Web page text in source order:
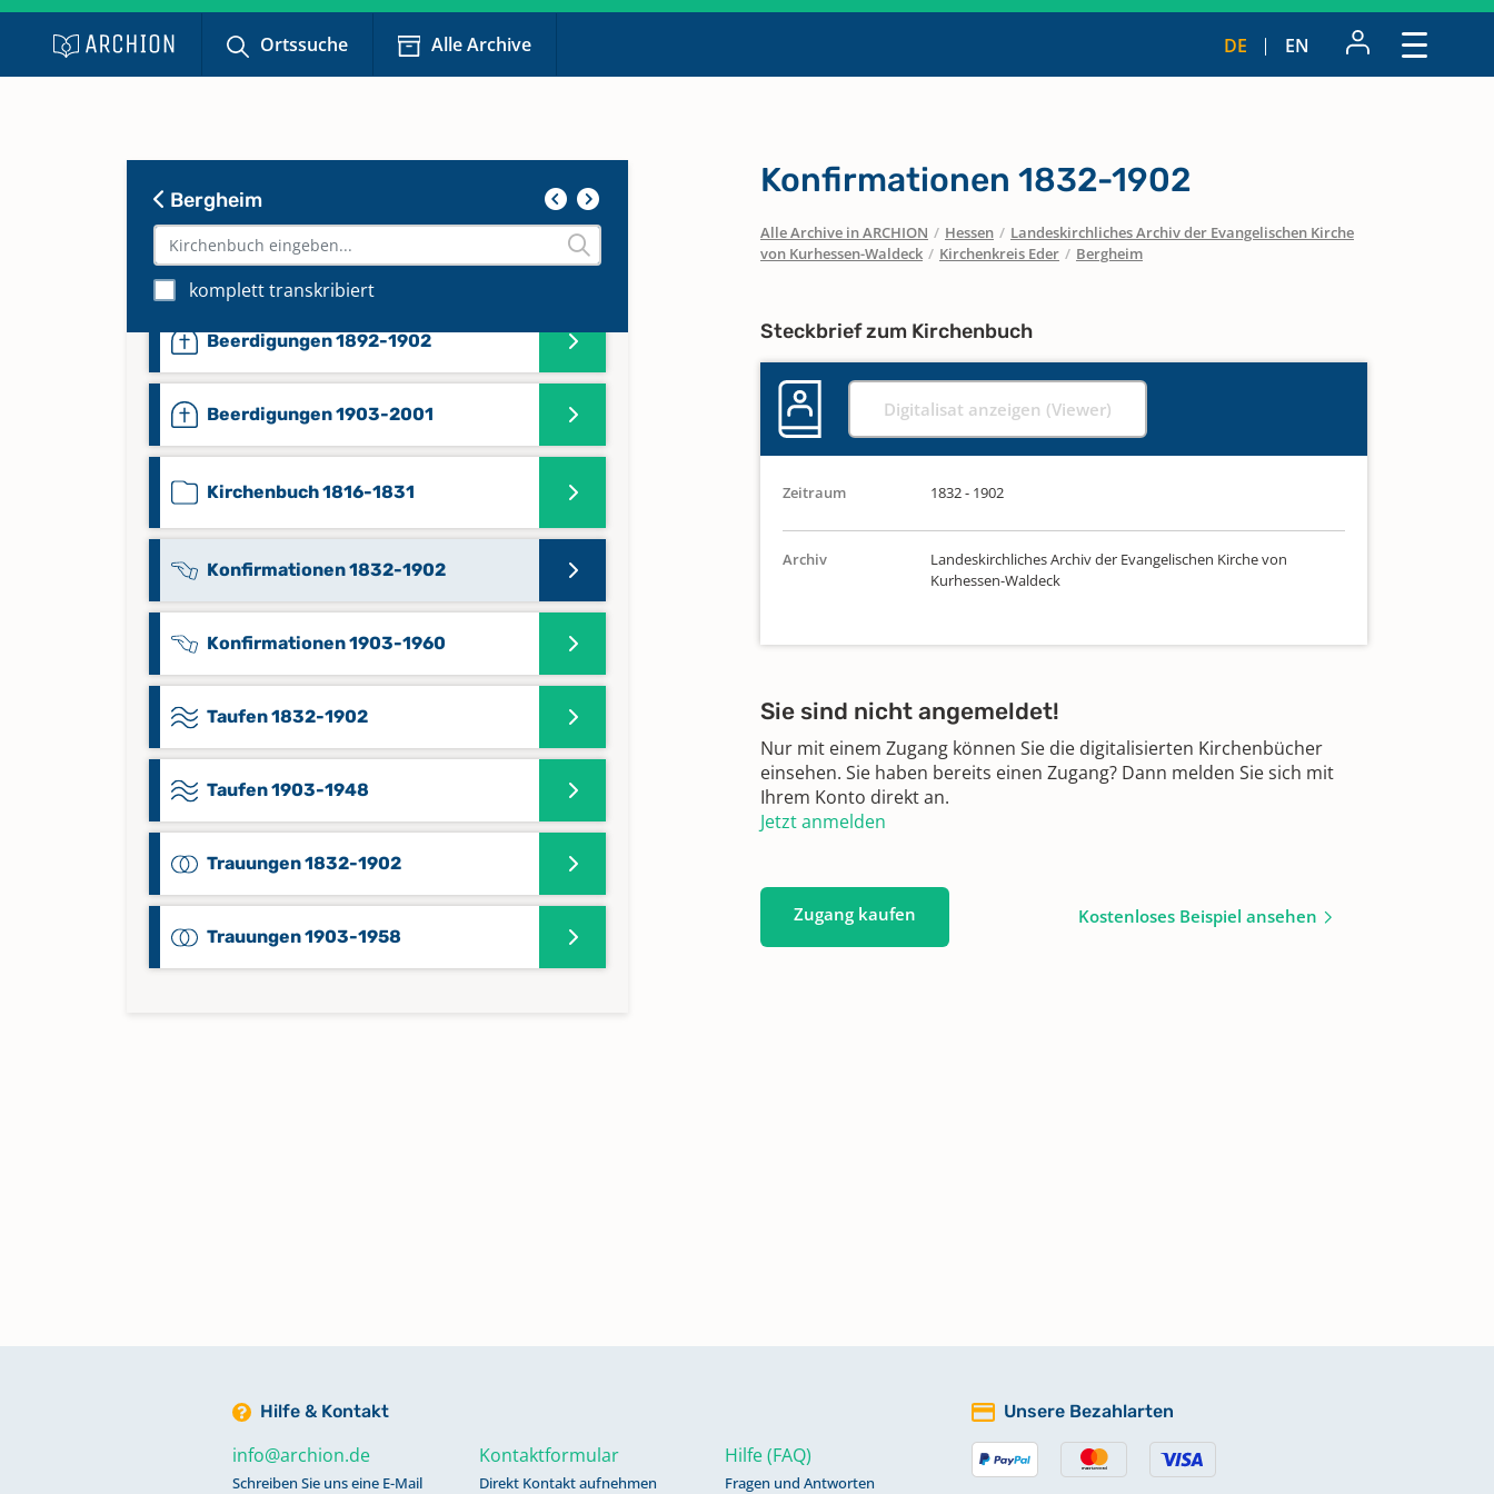
Ortssuche Alle Archive DE EN
Bergheim
komplett transkribiert
Beerdigungen 1832-1891
Beerdigungen 1892-1902
Beerdigungen 1903-2001
Kirchenbuch 1816-1831
Konfirmationen 1832-1902
Konfirmationen 1903-1960
Taufen 1832-1902
Taufen 1903-1948
Trauungen 1832-1902
Trauungen 1903-1958
Konfirmationen 1832-1902
Alle Archive in ARCHION / Hessen / Landeskirchliches Archiv der Evangelischen Kirche
von Kurhessen-Waldeck / Kirchenkreis Eder / Bergheim
Steckbrief zum Kirchenbuch
Digitalisat anzeigen (Viewer)
Zeitraum 1832 - 1902
Archiv
Landeskirchliches Archiv der Evangelischen Kirche von
Kurhessen-Waldeck
Sie sind nicht angemeldet!
Nur mit einem Zugang können Sie die digitalisierten Kirchenbücher
einsehen. Sie haben bereits einen Zugang? Dann melden Sie sich mit
Ihrem Konto direkt an.
Jetzt anmelden
Zugang kaufen Kostenloses Beispiel ansehen
Hilfe & Kontakt
info@archion.de
Schreiben Sie uns eine E-Mail
Kontaktformular
Direkt Kontakt aufnehmen
Hilfe (FAQ)
Fragen und Antworten
Unsere Bezahlarten